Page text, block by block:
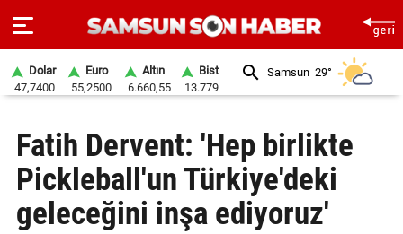
SAYFA
SAMSUN
HABER
Dolar
47,7400
Euro
55,2500
Altın
6.660,55
Bist
13.779
Samsun 29°
Fatih Dervent: 'Hep birlikte
Pickleball'un Türkiye'deki
geleceğini inşa ediyoruz'